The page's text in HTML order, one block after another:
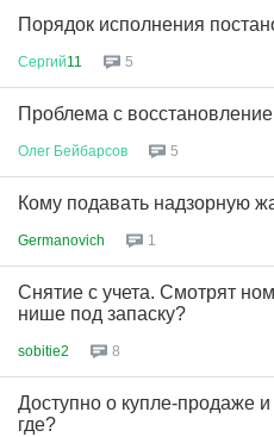
Порядок исполнения
Сергий11 5
Проблема с
Олег Бейбарсов 5
Кому подавать надзорную
Germanovich 1
Снятие с учета. Смотрят
нише под запаску?
sobitie2 8
Доступно о купле-продаже и
где?